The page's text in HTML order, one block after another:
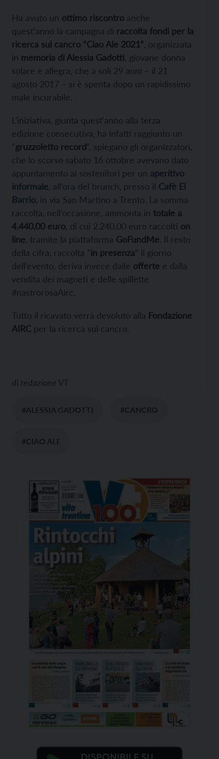
Ha avuto un ottimo riscontro anche
quest’anno la campagna di raccolta fondi per la
ricerca sul cancro “Ciao Ale 2021” , organizzata
in memoria di Alessia Gadotti , giovane donna
solare e allegra, che a soli 29 anni – il 21
agosto 2017 – si è spenta dopo un rapidissimo
male incurabile.
L’iniziativa, giunta quest’anno alla terza
edizione consecutiva, ha infatti raggiunto un
“gruzzoletto record“, spiegano gli organizzatori,
che lo scorso sabato 16 ottobre avevano dato
appuntamento ai sostenitori per un aperitivo
informale, all’ora del brunch, presso il Cafè El
Barrio, in via San Martino a Trento. La somma
raccolta, nell’occasione, ammonta in totale a
4.440,00 euro , di cui 2.240,00 euro raccolti on
line , tramite la piattaforma GoFundMe. Il resto
della cifra, raccolta “in presenza” il giorno
dell’evento, deriva invece dalle offerte e dalla
vendita dei magneti e delle spillette
#nastrorosaAirc.
Tutto il ricavato verrà devoluto alla Fondazione
AIRC per la ricerca sul cancro.
di redazione VT
#ALESSIA GADOTTI #CANCRO
#CIAO ALE